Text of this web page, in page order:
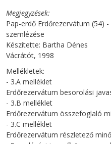
Megjegyzések
Pap-erdő Erdőrezervátum (54)
szemlézése
Készítette: Bartha Dénes
Vácrátót, 1998
Mellékletek:
- 3.A melléklet
Erdőrezervátum besorolási
- 3.B melléklet
Erdőrezervátum összefoglaló
- 3.C melléklet
Erdőrezervátum részletező